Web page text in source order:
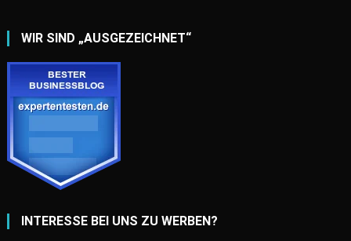
WIR SIND „AUSGEZEICHNET“
INTERESSE BEI UNS ZU WERBEN?